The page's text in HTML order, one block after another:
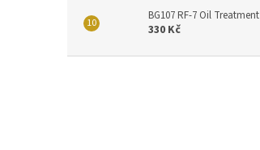
BG107 RF-7 Oil Treatment
330 Kč